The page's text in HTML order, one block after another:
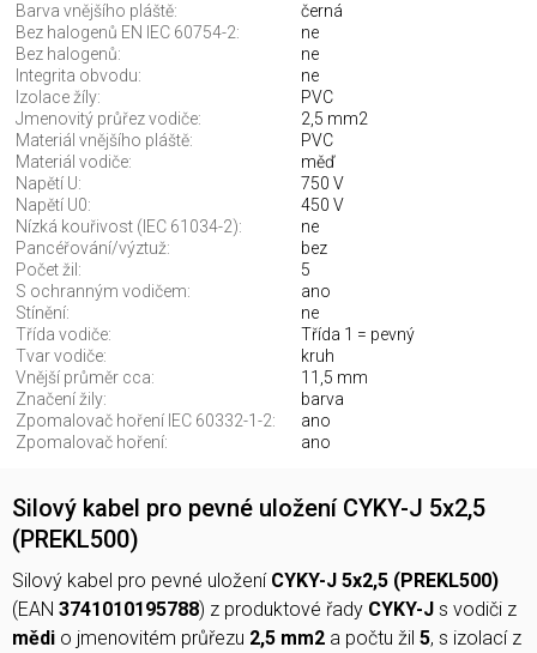
Barva vnějšího pláště:
černá
Bez halogenů EN IEC 60754-2:
ne
Bez halogenů:
ne
Integrita obvodu:
ne
Izolace žíly:
PVC
Jmenovitý průřez vodiče:
2,5 mm2
Materiál vnějšího pláště:
PVC
Materiál vodiče:
měď
Napětí U:
750 V
Napětí U0:
450 V
Nízká kouřivost (IEC 61034-2):
ne
Pancéřování/výztuž:
bez
Počet žil:
5
S ochranným vodičem:
ano
Stínění:
ne
Třída vodiče:
Třída 1 = pevný
Tvar vodiče:
kruh
Vnější průměr cca:
11,5 mm
Značení žily:
barva
Zpomalovač hoření IEC 60332-1-2:
ano
Zpomalovač hoření:
ano
Silový kabel pro pevné uložení CYKY-J 5x2,5
(PREKL500)
Silový kabel pro pevné uložení CYKY-J 5x2,5 (PREKL500)
(EAN 3741010195788) z produktové řady CYKY-J s vodiči z
mědi o jmenovitém průřezu 2,5 mm2 a počtu žil 5, s izolací z